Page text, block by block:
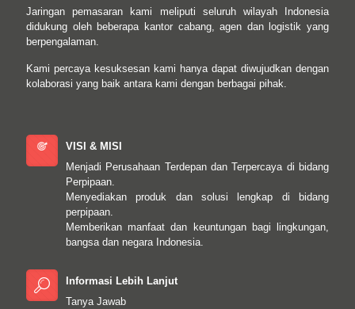
Jaringan pemasaran kami meliputi seluruh wilayah Indonesia
didukung oleh beberapa kantor cabang, agen dan logistik yang
berpengalaman.
Kami percaya kesuksesan kami hanya dapat diwujudkan dengan
kolaborasi yang baik antara kami dengan berbagai pihak.
VISI & MISI
Menjadi Perusahaan Terdepan dan Terpercaya di bidang
Perpipaan.
Menyediakan produk dan solusi lengkap di bidang
perpipaan.
Memberikan manfaat dan keuntungan bagi lingkungan,
bangsa dan negara Indonesia.
Informasi Lebih Lanjut
Tanya Jawab